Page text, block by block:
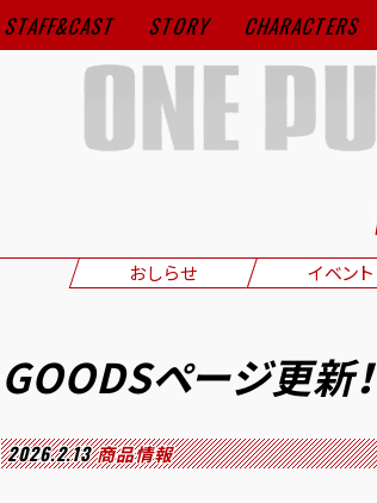
STAFF&CAST STORY CHARACTERS
おしらせ イベント
GOODSページ更新！
2026.2.13 商品情報